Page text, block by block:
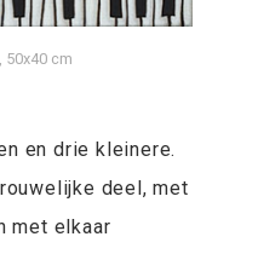
50x40 cm
en drie kleinere.
deel, met
met elkaar